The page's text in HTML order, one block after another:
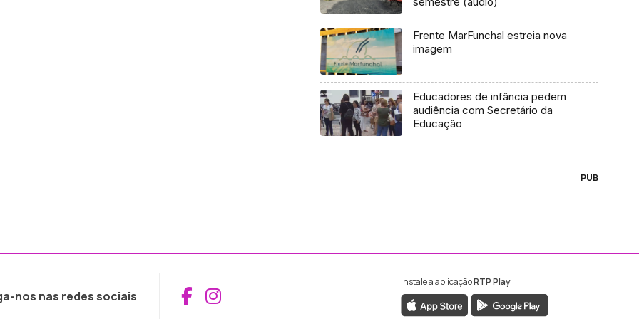
Frente MarFunchal estreia nova
imagem
Educadores de infância pedem
audiência com Secretário da
Educação
PUB
nos nas redes sociais Aceder ao Facebook da RTP Madeira
Aceder ao Instagram da RTP Madeira
Instale a aplicaçãoRTP Play